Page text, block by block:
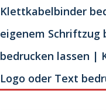
Klettkabelbinder
eigenem
bedrucken lassen |
Logo oder Text